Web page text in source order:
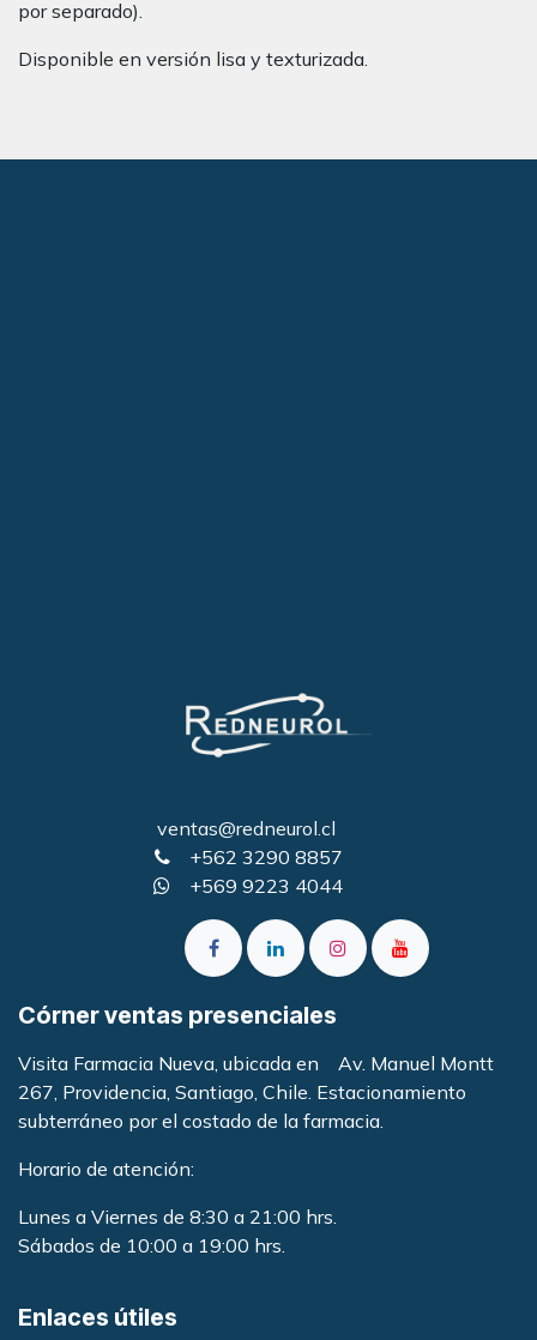
por separado).
Disponible en versión lisa y texturizada.
ventas@redneurol.cl
+562 3290 8857
+569 9223 4044
Córner ventas presenciales
Visita Farmacia Nueva, ubicada en Av. Manuel Montt
267, Providencia, Santiago, Chile. Estacionamiento
subterráneo por el costado de la farmacia.
Horario de atención:
Lunes a Viernes de 8:30 a 21:00 hrs.
Sábados de 10:00 a 19:00 hrs.
Enlaces útiles